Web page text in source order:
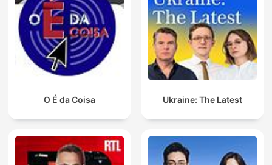
O É da Coisa Ukraine: The Latest